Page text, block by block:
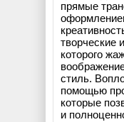
прямые
творческие
которого
стиль.
помощью
которые
и